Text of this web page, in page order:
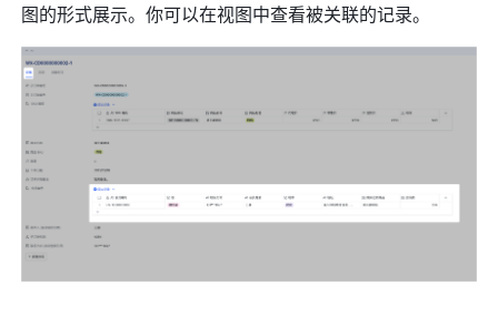
图的形式展示。你可以在视图中查看被关联的记录。